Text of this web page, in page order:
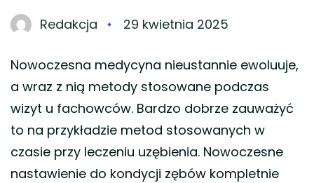
Redakcja 29 kwietnia 2025
Nowoczesna medycyna nieustannie ewoluuje,
a wraz z nią metody stosowane podczas
wizyt u fachowców. Bardzo dobrze zauważyć
to na przykładzie metod stosowanych w
czasie przy leczeniu uzębienia. Nowoczesne
nastawienie do kondycji zębów kompletnie